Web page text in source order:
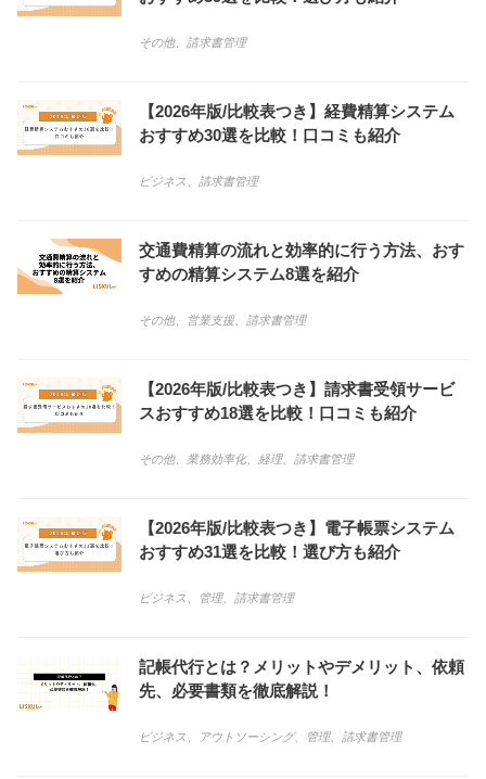
その他、 請求書管理
【2026年版/比較表つき】経費精算システム
おすすめ30選を比較！口コミも紹介
ビジネス 請求書管理
交通費精算の流れと効率的に行う方法、おす
すめの精算システム8選を紹介
その他、 営業支援、 請求書管理
【2026年版/比較表つき】請求書受領サービ
スおすすめ18選を比較！口コミも紹介
その他、 業務効率化、 経理、 請求書管理
【2026年版/比較表つき】電子帳票システム
おすすめ31選を比較！選び方も紹介
ビジネス 管理、 請求書管理
記帳代行とは？メリットやデメリット、依頼
先、必要書類を徹底解説！
ビジネス アウトソーシング、 管理、 請求書管理